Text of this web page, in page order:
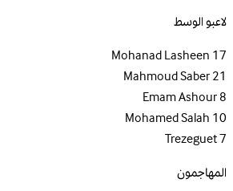
لاعبو الوسط
17
Mohanad Lasheen
21
Mahmoud Saber
8
Emam Ashour
10
Mohamed Salah
7
Trezeguet
المهاجمون